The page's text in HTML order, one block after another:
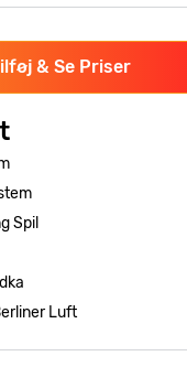
& Se Priser
Spil
Luft